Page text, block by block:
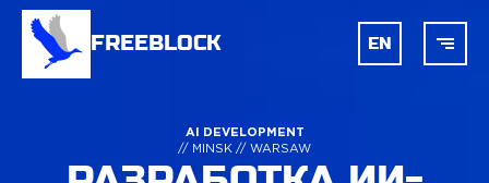
FREEBLOCK EN
ГЛАВНАЯ
AI DEVELOPMENT
// MINSK // WARSAW